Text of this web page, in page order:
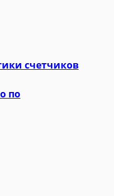
счетчиков
по